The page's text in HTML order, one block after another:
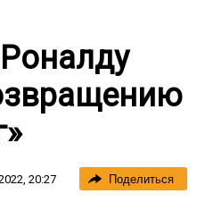
20:27 Поделиться